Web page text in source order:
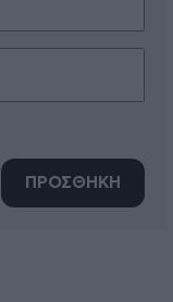
ΠΡΟΣΘΗΚΗ